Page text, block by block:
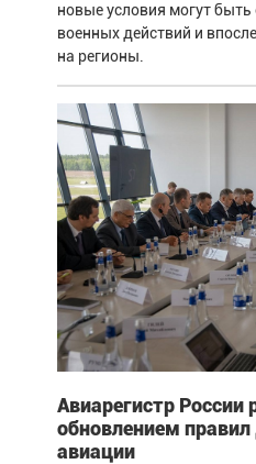
новые условия могут
военных действий и
на регионы.
Авиарегистр России
обновлением правил
авиации